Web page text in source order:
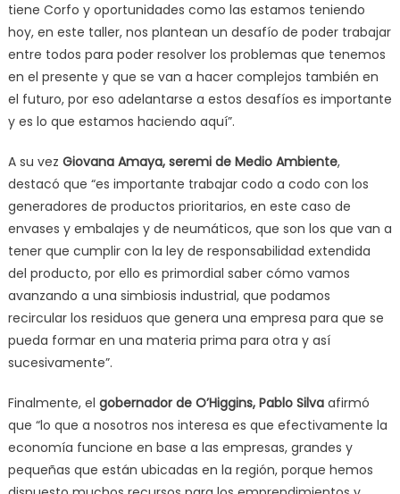
tiene Corfo y oportunidades como las estamos teniendo
hoy, en este taller, nos plantean un desafío de poder trabajar
entre todos para poder resolver los problemas que tenemos
en el presente y que se van a hacer complejos también en
el futuro, por eso adelantarse a estos desafíos es importante
y es lo que estamos haciendo aquí”.
A su vez Giovana Amaya, seremi de Medio Ambiente,
destacó que “es importante trabajar codo a codo con los
generadores de productos prioritarios, en este caso de
envases y embalajes y de neumáticos, que son los que van a
tener que cumplir con la ley de responsabilidad extendida
del producto, por ello es primordial saber cómo vamos
avanzando a una simbiosis industrial, que podamos
recircular los residuos que genera una empresa para que se
pueda formar en una materia prima para otra y así
sucesivamente”.
Finalmente, el gobernador de O’Higgins, Pablo Silva afirmó
que “lo que a nosotros nos interesa es que efectivamente la
economía funcione en base a las empresas, grandes y
pequeñas que están ubicadas en la región, porque hemos